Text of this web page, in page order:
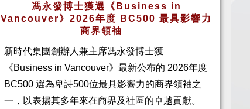
馮永發博士獲選《Business in
Vancouver》2026年度 BC500 最具影響力
商界領袖
新時代集團創辦人兼主席馮永發博士獲
《Business in Vancouver》最新公布的 2026年度
BC500 選為卑詩500位最具影響力的商界領袖之
一，以表揚其多年來在商界及社區的卓越貢獻。